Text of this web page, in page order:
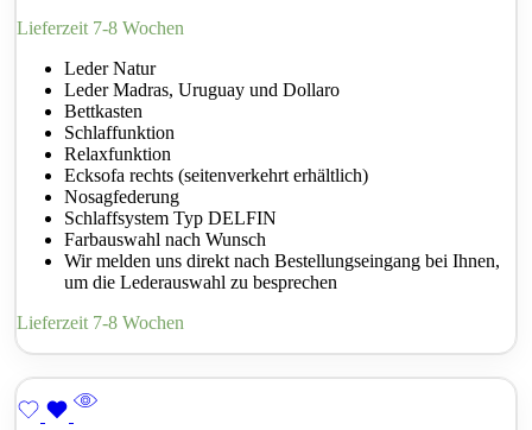
Lieferzeit 7-8 Wochen
Leder Natur
Leder Madras, Uruguay und Dollaro
Bettkasten
Schlaffunktion
Relaxfunktion
Ecksofa rechts (seitenverkehrt erhältlich)
Nosagfederung
Schlaffsystem Typ DELFIN
Farbauswahl nach Wunsch
Wir melden uns direkt nach Bestellungseingang bei Ihnen,
um die Lederauswahl zu besprechen
Lieferzeit 7-8 Wochen